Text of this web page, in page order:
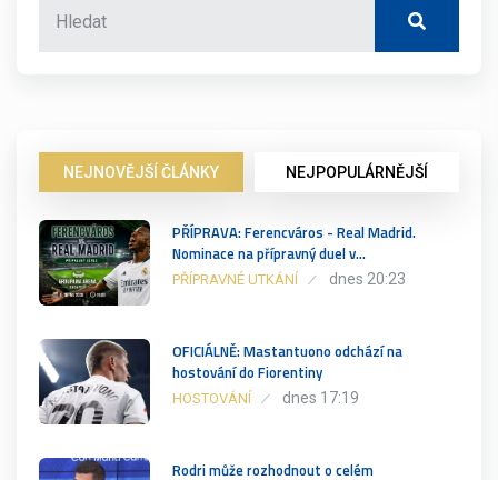
NEJNOVĚJŠÍ ČLÁNKY NEJPOPULÁRNĚJŠÍ
PŘÍPRAVA: Ferencváros - Real Madrid.
Nominace na přípravný duel v…
PŘÍPRAVNÉ UTKÁNÍ dnes 20:23
OFICIÁLNĚ: Mastantuono odchází na
hostování do Fiorentiny
HOSTOVÁNÍ dnes 17:19
Rodri může rozhodnout o celém